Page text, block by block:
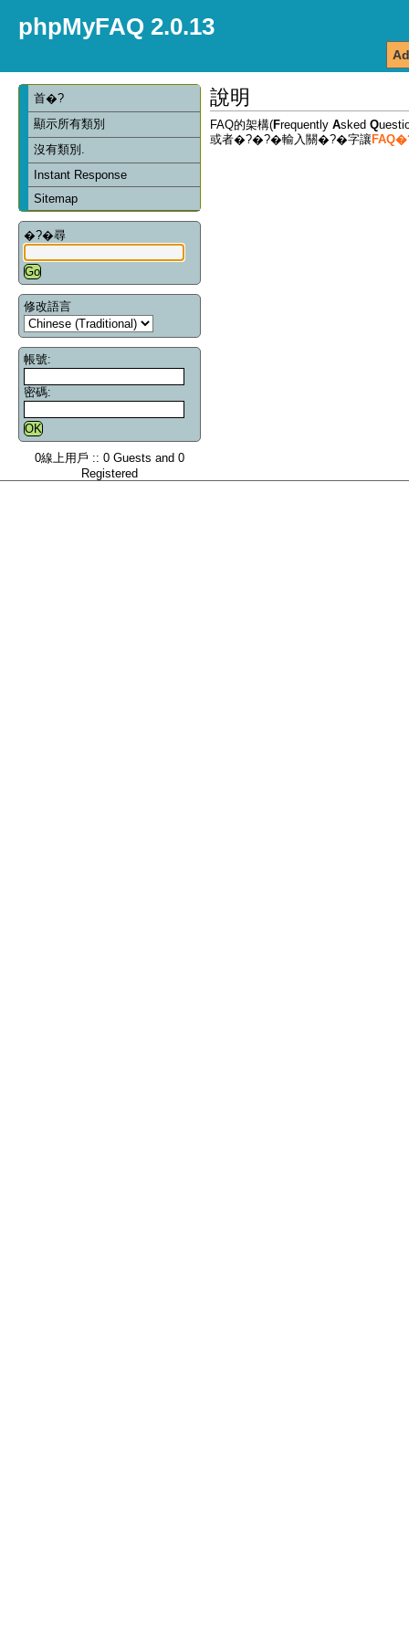
phpMyFAQ 2.0.13
首�?
顯示所有類別
沒有類別.
Instant Response
Sitemap
�?�尋
修改語言
帳號:
密碼:
0線上用戶 :: 0 Guests and 0
Registered
說明
FAQ的架構(Frequently Asked Q
或者�?�?�輸入關�?�字讓